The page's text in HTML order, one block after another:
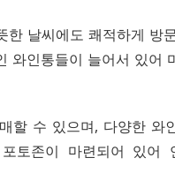
날씨에도 쾌적하게 방
와인통들이 늘어서 있어
할 수 있으며, 다양한 와
토존이 마련되어 있어